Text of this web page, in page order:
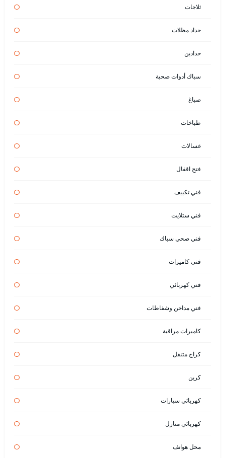
ثلاجات
حداد مظلات
حدادين
سباك أدوات صحية
صباغ
طباخات
غسالات
فتح اقفال
فني تكييف
فني ستلايت
فني صحي سباك
فني كاميرات
فني كهربائي
فني مداخن وشفاطات
كاميرات مراقبة
كراج متنقل
كرين
كهربائي سيارات
كهربائي منازل
محل هواتف